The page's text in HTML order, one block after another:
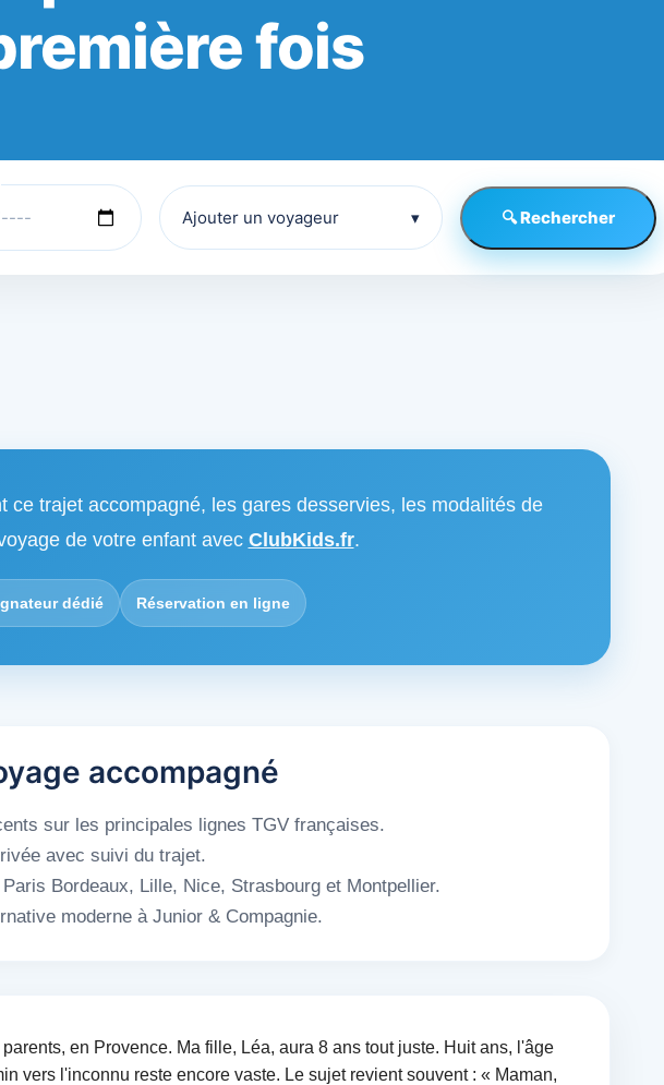
fois
Ajouter un voyageur ▾ 🔍 Rechercher
trajet accompagné, les gares desservies, les modalités de
de votre enfant avec ClubKids.fr.
dédié Réservation en ligne
accompagné
sur les principales lignes TGV françaises.
avec suivi du trajet.
Bordeaux, Lille, Nice, Strasbourg et Montpellier.
moderne à Junior & Compagnie.
en Provence. Ma fille, Léa, aura 8 ans tout juste. Huit ans, l'âge
vers l'inconnu reste encore vaste. Le sujet revient souvent : « Maman,